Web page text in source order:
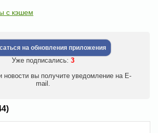
с кэшем
на обновления приложения
Уже подписались: 3
новости вы получите уведомление на E-
mail.